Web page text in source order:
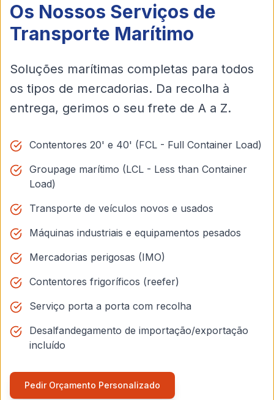
Os Nossos Serviços de
Transporte Marítimo
Soluções marítimas completas para todos
os tipos de mercadorias. Da recolha à
entrega, gerimos o seu frete de A a Z.
Contentores 20' e 40' (FCL - Full Container Load)
Groupage marítimo (LCL - Less than Container
Load)
Transporte de veículos novos e usados
Máquinas industriais e equipamentos pesados
Mercadorias perigosas (IMO)
Contentores frigoríficos (reefer)
Serviço porta a porta com recolha
Desalfandegamento de importação/exportação
incluído
Pedir Orçamento Personalizado